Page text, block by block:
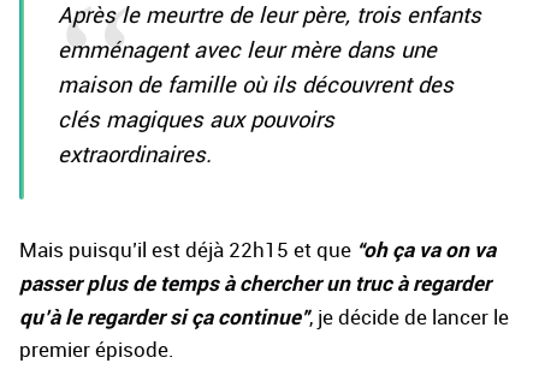
Après le meurtre de leur père, trois enfants
emménagent avec leur mère dans une
maison de famille où ils découvrent des
clés magiques aux pouvoirs
extraordinaires.
Mais puisqu’il est déjà 22h15 et que “oh ça va on va
passer plus de temps à chercher un truc à regarder
qu’à le regarder si ça continue”, je décide de lancer le
premier épisode.